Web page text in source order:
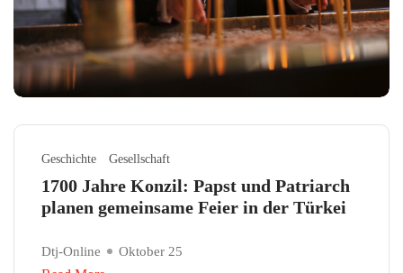
Geschichte Gesellschaft
1700 Jahre Konzil: Papst und Patriarch
planen gemeinsame Feier in der Türkei
Dtj-Online Oktober 25